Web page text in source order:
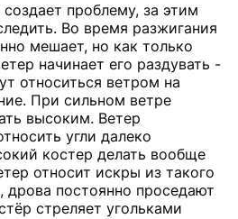
проблему, за этим
Во время разжигания
мешает, но как только
начинает его раздувать -
относиться ветром на
При сильном ветре
высоким. Ветер
угли далеко
костер делать вообще
относит искры из такого
дрова постоянно проседают
стреляет угольками